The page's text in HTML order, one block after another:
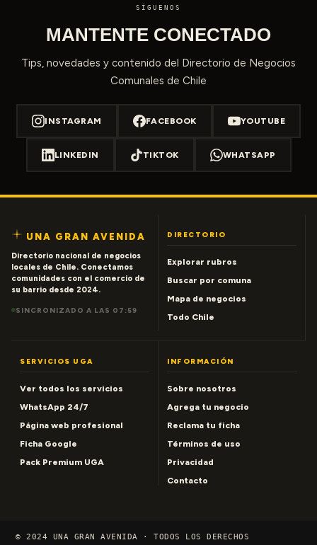
SÍGUENOS
MANTENTE CONECTADO
Tips, novedades y contenido del Directorio de Negocios
Comunales de Chile
INSTAGRAM FACEBOOK YOUTUBE
LINKEDIN TIKTOK WHATSAPP
UNA GRAN AVENIDA
Directorio nacional de negocios
locales de Chile. Conectamos
comunidades con el comercio de
su barrio desde 2024.
SINCRONIZADO A LAS 07:59
DIRECTORIO
Explorar rubros
Buscar por comuna
Mapa de negocios
Todo Chile
SERVICIOS UGA
Ver todos los servicios
WhatsApp 24/7
Página web profesional
Ficha Google
Pack Premium UGA
INFORMACIÓN
Sobre nosotros
Agrega tu negocio
Reclama tu ficha
Términos de uso
Privacidad
Contacto
© 2024 UNA GRAN AVENIDA · TODOS LOS DERECHOS